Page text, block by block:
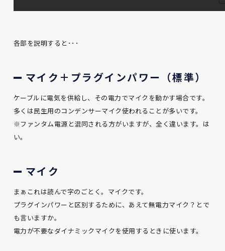
各部を説明すると･･･
マイク＋プラグインパワー（標準）
ケーブルに電気を供給し、その電力でマイクを動かす場合です。
多くは民生用のコンデンサーマイク使われることが多いです。
※ファンタム電源と混同される方がいますが、全く違います。は
い。
マイク
まぁこれは読んで字のごとく。マイクです。
プラグインパワーと区別するために、あえて無電力マイク？とで
も言いますか。
電力が不要なダイナミックマイクを使用するときに使います。